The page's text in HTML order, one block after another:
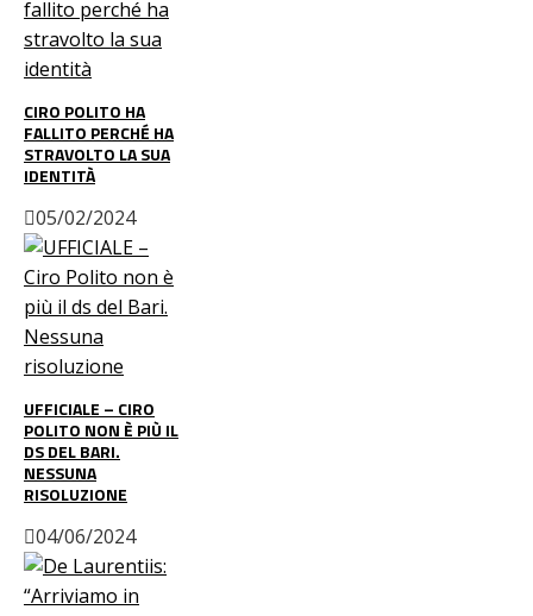
CIRO POLITO HA
FALLITO PERCHÉ HA
STRAVOLTO LA SUA
IDENTITÀ
05/02/2024
UFFICIALE – CIRO
POLITO NON È PIÙ IL
DS DEL BARI.
NESSUNA
RISOLUZIONE
04/06/2024